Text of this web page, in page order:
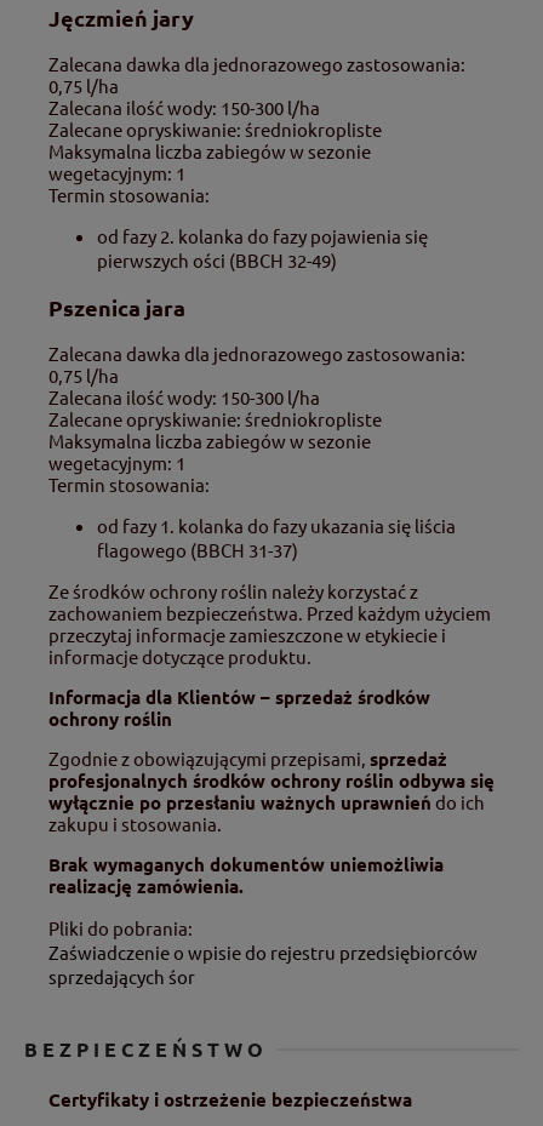
Jęczmień jary
Zalecana dawka dla jednorazowego zastosowania:
0,75 l/ha
Zalecana ilość wody: 150-300 l/ha
Zalecane opryskiwanie: średniokropliste
Maksymalna liczba zabiegów w sezonie
wegetacyjnym: 1
Termin stosowania:
od fazy 2. kolanka do fazy pojawienia się
pierwszych ości (BBCH 32-49)
Pszenica jara
Zalecana dawka dla jednorazowego zastosowania:
0,75 l/ha
Zalecana ilość wody: 150-300 l/ha
Zalecane opryskiwanie: średniokropliste
Maksymalna liczba zabiegów w sezonie
wegetacyjnym: 1
Termin stosowania:
od fazy 1. kolanka do fazy ukazania się liścia
flagowego (BBCH 31-37)
Ze środków ochrony roślin należy korzystać z
zachowaniem bezpieczeństwa. Przed każdym użyciem
przeczytaj informacje zamieszczone w etykiecie i
informacje dotyczące produktu.
Informacja dla Klientów – sprzedaż środków
ochrony roślin
Zgodnie z obowiązującymi przepisami, sprzedaż
profesjonalnych środków ochrony roślin odbywa się
wyłącznie po przesłaniu ważnych uprawnień do ich
zakupu i stosowania.
Brak wymaganych dokumentów uniemożliwia
realizację zamówienia.
Pliki do pobrania:
Zaświadczenie o wpisie do rejestru przedsiębiorców
sprzedających śor
BEZPIECZEŃSTWO
Certyfikaty i ostrzeżenie bezpieczeństwa